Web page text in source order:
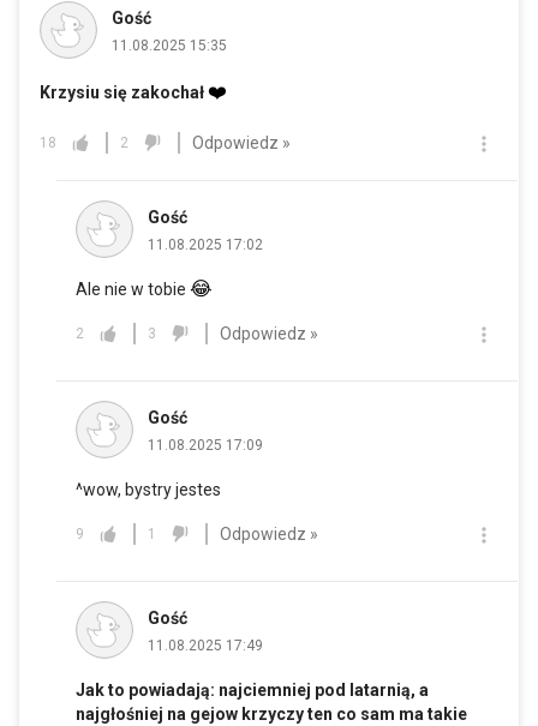
Gość
11.08.2025 15:35
Krzysiu się zakochał ❤️
18 2 Odpowiedz »
Gość
11.08.2025 17:02
Ale nie w tobie 😂
2 3 Odpowiedz »
Gość
11.08.2025 17:09
^wow, bystry jestes
9 1 Odpowiedz »
Gość
11.08.2025 17:49
Jak to powiadają: najciemniej pod latarnią, a
najgłośniej na gejow krzyczy ten co sam ma takie